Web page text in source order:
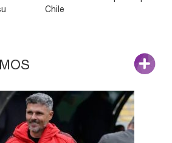
Chile